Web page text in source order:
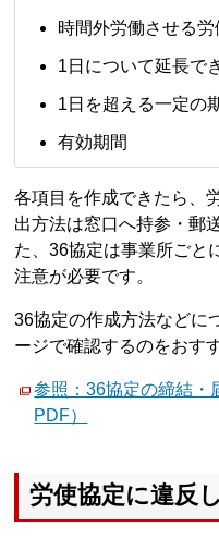
時間外労働させる労
1日について延長で
1日を超える一定の
有効期間
各項目を作成できたら、
出方法は窓口へ持参・郵
た、36協定は事業所ごと
注意が必要です。
36協定の作成方法などに
ージで確認するのをおす
参照：36協定の締結・
PDF）
労使協定に違反